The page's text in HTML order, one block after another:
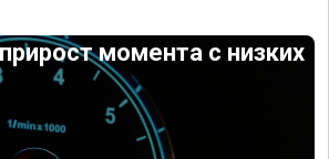
момента с низких